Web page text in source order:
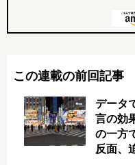
この連載の前回記事
データ
言の効
の一方
反面、